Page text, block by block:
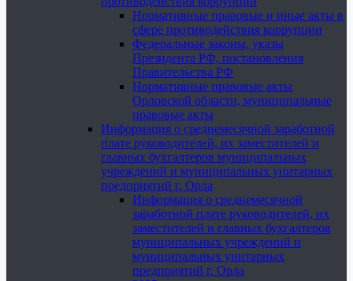
Нормативные правовые и иные акты в
сфере противодействия коррупции
Федеральные законы, указы
Президента РФ, постановления
Правительства РФ
Нормативные правовые акты
Орловской области, муниципальные
правовые акты
Информация о среднемесячной заработной
плате руководителей, их заместителей и
главных бухгалтеров муниципальных
учреждений и муниципальных унитарных
предприятий г. Орла
Информация о среднемесячной
заработной плате руководителей, их
заместителей и главных бухгалтеров
муниципальных учреждений и
муниципальных унитарных
предприятий г. Орла